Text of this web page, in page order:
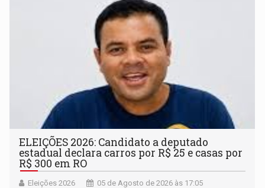
ELEIÇÕES 2026: Candidato a deputado
estadual declara carros por R$ 25 e casas por
R$ 300 em RO
Eleições 2026 05 de Agosto de 2026 às 17:05